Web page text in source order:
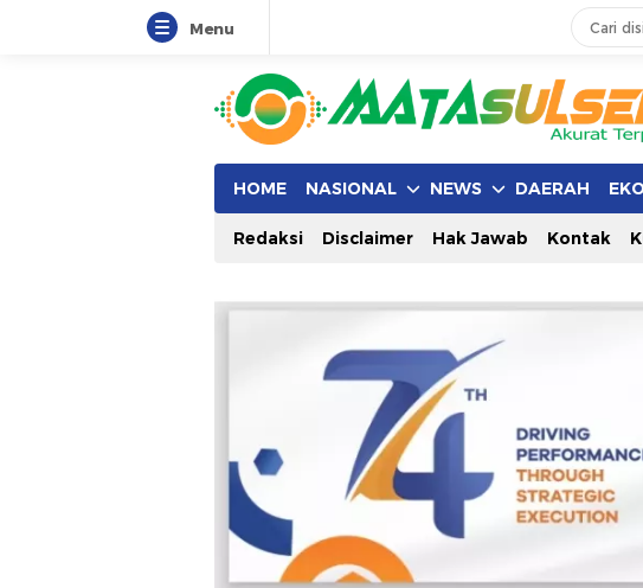
Menu
HOME NASIONAL NEWS DAERAH
Redaksi Disclaimer Hak Jawab Kontak